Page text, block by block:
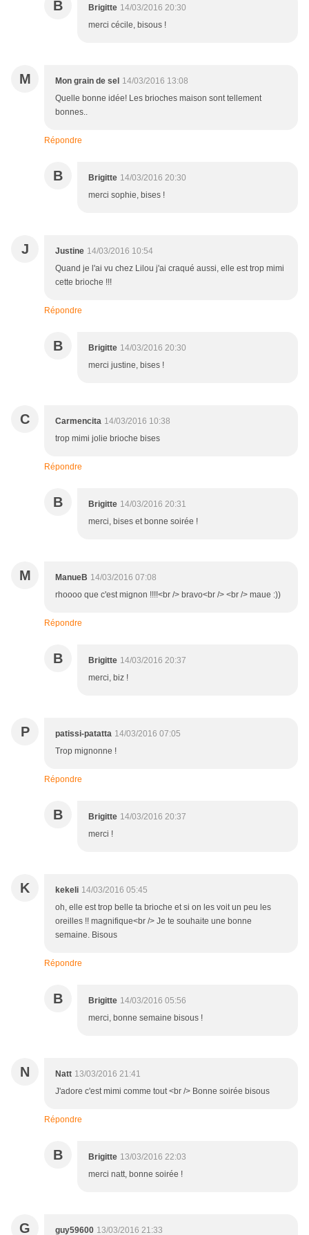
B Brigitte 14/03/2016 20:30
merci cécile, bisous !
M Mon grain de sel 14/03/2016 13:08
Quelle bonne idée! Les brioches maison sont tellement
bonnes..
Répondre
B Brigitte 14/03/2016 20:30
merci sophie, bises !
J Justine 14/03/2016 10:54
Quand je l'ai vu chez Lilou j'ai craqué aussi, elle est trop mimi
cette brioche !!!
Répondre
B Brigitte 14/03/2016 20:30
merci justine, bises !
C Carmencita 14/03/2016 10:38
trop mimi jolie brioche bises
Répondre
B Brigitte 14/03/2016 20:31
merci, bises et bonne soirée !
M ManueB 14/03/2016 07:08
rhoooo que c'est mignon !!!!<br /> bravo<br /> <br /> maue :))
Répondre
B Brigitte 14/03/2016 20:37
merci, biz !
P patissi-patatta 14/03/2016 07:05
Trop mignonne !
Répondre
B Brigitte 14/03/2016 20:37
merci !
K kekeli 14/03/2016 05:45
oh, elle est trop belle ta brioche et si on les voit un peu les
oreilles !! magnifique<br /> Je te souhaite une bonne
semaine. Bisous
Répondre
B Brigitte 14/03/2016 05:56
merci, bonne semaine bisous !
N Natt 13/03/2016 21:41
J'adore c'est mimi comme tout <br /> Bonne soirée bisous
Répondre
B Brigitte 13/03/2016 22:03
merci natt, bonne soirée !
G guy59600 13/03/2016 21:33